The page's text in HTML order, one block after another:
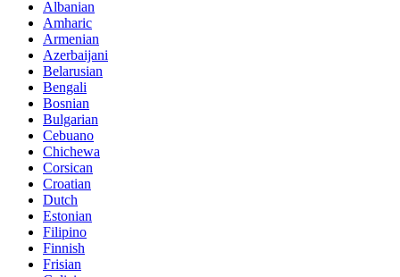
Albanian
Amharic
Armenian
Azerbaijani
Belarusian
Bengali
Bosnian
Bulgarian
Cebuano
Chichewa
Corsican
Croatian
Dutch
Estonian
Filipino
Finnish
Frisian